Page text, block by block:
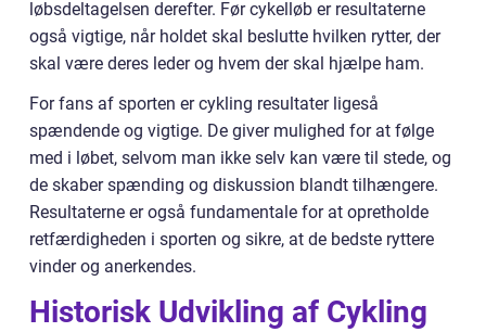
løbsdeltagelsen derefter. Før cykelløb er resultaterne
også vigtige, når holdet skal beslutte hvilken rytter, der
skal være deres leder og hvem der skal hjælpe ham.
For fans af sporten er cykling resultater ligeså
spændende og vigtige. De giver mulighed for at følge
med i løbet, selvom man ikke selv kan være til stede, og
de skaber spænding og diskussion blandt tilhængere.
Resultaterne er også fundamentale for at opretholde
retfærdigheden i sporten og sikre, at de bedste ryttere
vinder og anerkendes.
Historisk Udvikling af Cykling